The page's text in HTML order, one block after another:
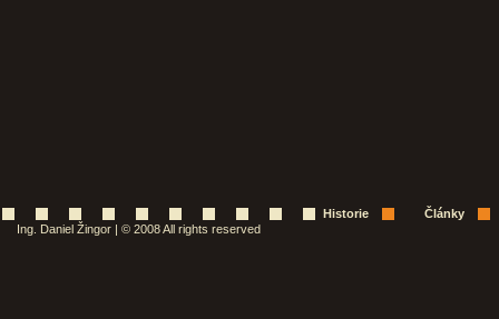
Historie
Články
Ing. Daniel Žingor | © 2008 All rights reserved